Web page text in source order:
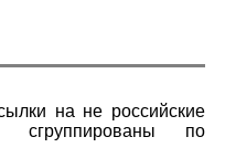
на не российские
сгруппированы по